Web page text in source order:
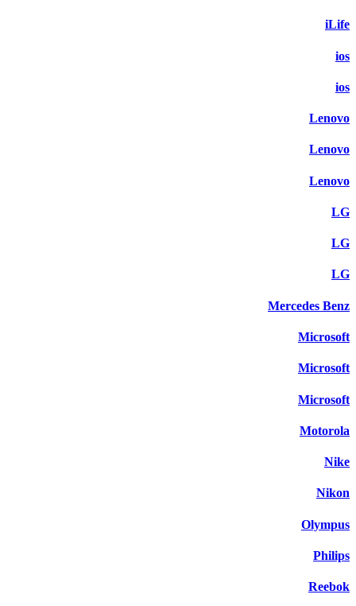
iLife
ios
ios
Lenovo
Lenovo
Lenovo
LG
LG
LG
Mercedes Benz
Microsoft
Microsoft
Microsoft
Motorola
Nike
Nikon
Olympus
Philips
Reebok